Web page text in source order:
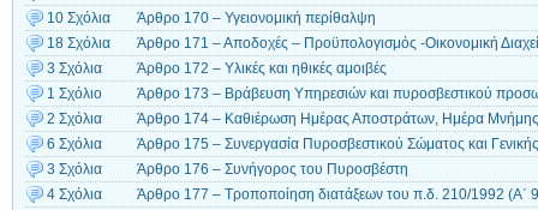
10 Σχόλια
Άρθρο 170 – Υγειονομική περίθαλψη
18 Σχόλια
Άρθρο 171 – Αποδοχές – Προϋπολογισμός -Οικονομική
3 Σχόλια
Άρθρο 172 – Υλικές και ηθικές αμοιβές
1 Σχόλιο
Άρθρο 173 – Βράβευση Υπηρεσιών και πυροσβεστικού
2 Σχόλια
Άρθρο 174 – Καθιέρωση Ημέρας Αποστράτων, Ημέρα
6 Σχόλια
Άρθρο 175 – Συνεργασία Πυροσβεστικού Σώματος και
3 Σχόλια
Άρθρο 176 – Συνήγορος του Πυροσβέστη
4 Σχόλια
Άρθρο 177 – Τροποποίηση διατάξεων του π.δ. 210/1992 (Α΄